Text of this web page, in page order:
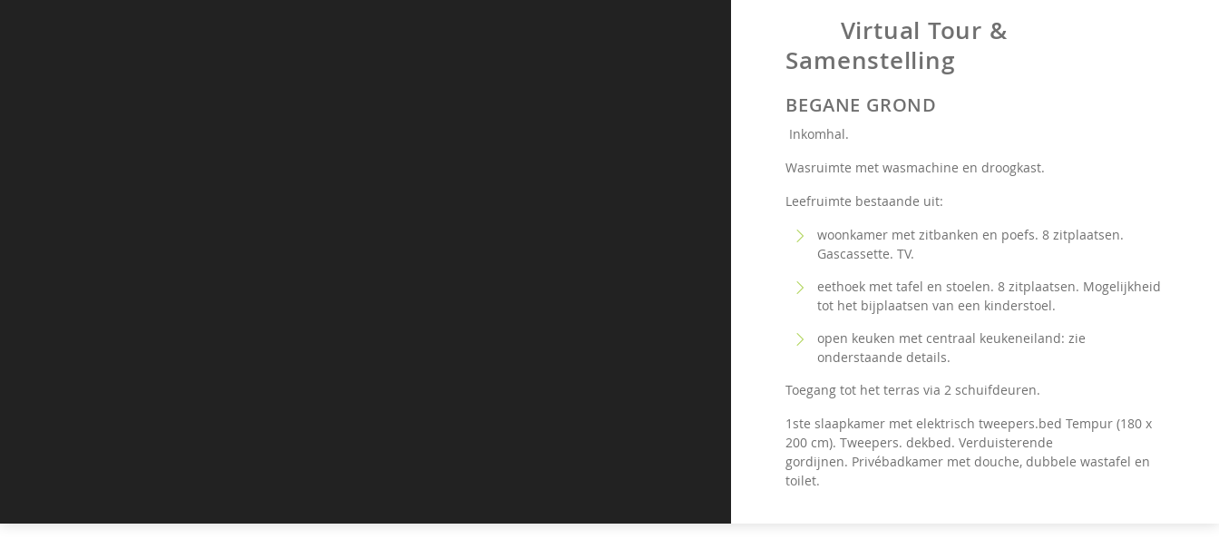
Virtual Tour &
Samenstelling
BEGANE GROND
Inkomhal.
Wasruimte met wasmachine en droogkast.
Leefruimte bestaande uit:
woonkamer met zitbanken en poefs. 8 zitplaatsen.
Gascassette. TV.
eethoek met tafel en stoelen. 8 zitplaatsen. Mogelijkheid
tot het bijplaatsen van een kinderstoel.
open keuken met centraal keukeneiland: zie
onderstaande details.
Toegang tot het terras via 2 schuifdeuren.
1ste slaapkamer met elektrisch tweepers.bed Tempur (180 x
200 cm). Tweepers. dekbed.Verduisterende
gordijnen. Privébadkamer met douche, dubbele wastafel en
toilet.